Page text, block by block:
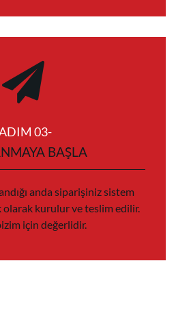
03-
BAŞLA
anda siparişiniz sistem
kurulur ve teslim edilir.
için değerlidir.